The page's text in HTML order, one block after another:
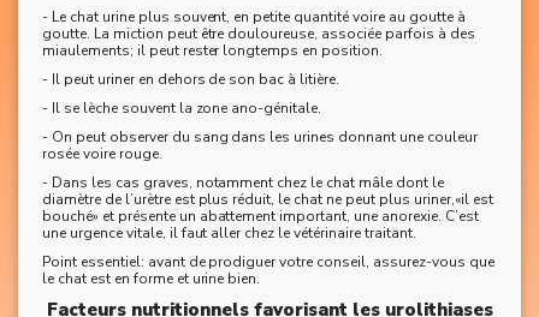
- Le chat urine plus souvent, en petite quantité voire au goutte à
goutte. La miction peut être douloureuse, associée parfois à des
miaulements; il peut rester longtemps en position.
- Il peut uriner en dehors de son bac à litière.
- Il se lèche souvent la zone ano-génitale.
- On peut observer du sang dans les urines donnant une couleur
rosée voire rouge.
- Dans les cas graves, notamment chez le chat mâle dont le
diamètre de l’urètre est plus réduit, le chat ne peut plus uriner,«il est
bouché» et présente un abattement important, une anorexie. C’est
une urgence vitale, il faut aller chez le vétérinaire traitant.
Point essentiel: avant de prodiguer votre conseil, assurez-vous que
le chat est en forme et urine bien.
Facteurs nutritionnels favorisant les urolithiases